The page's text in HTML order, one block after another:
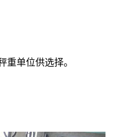
重单位供选择。